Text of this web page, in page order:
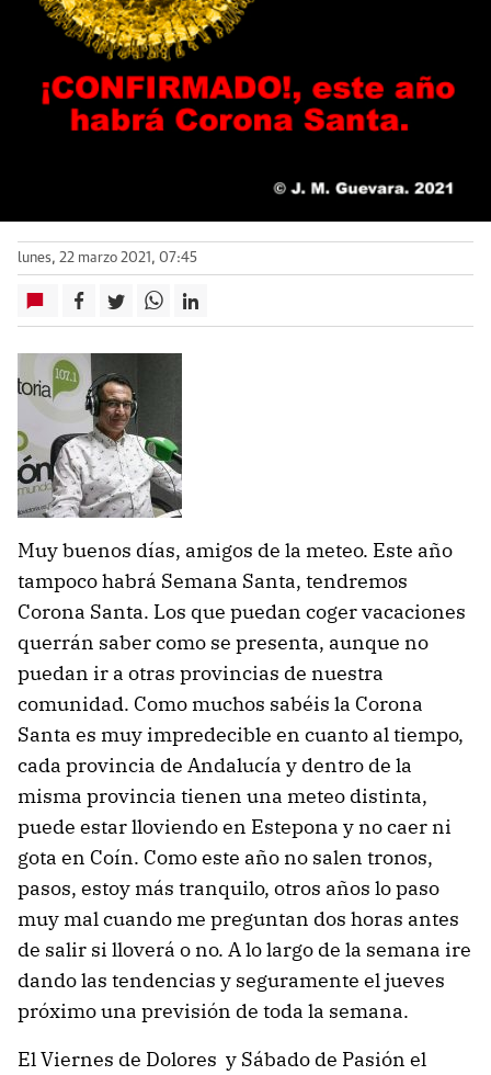
lunes, 22 marzo 2021, 07:45
Muy buenos días, amigos de la meteo. Este año
tampoco habrá Semana Santa, tendremos
Corona Santa. Los que puedan coger vacaciones
querrán saber como se presenta, aunque no
puedan ir a otras provincias de nuestra
comunidad. Como muchos sabéis la Corona
Santa es muy impredecible en cuanto al tiempo,
cada provincia de Andalucía y dentro de la
misma provincia tienen una meteo distinta,
puede estar lloviendo en Estepona y no caer ni
gota en Coín. Como este año no salen tronos,
pasos, estoy más tranquilo, otros años lo paso
muy mal cuando me preguntan dos horas antes
de salir si lloverá o no. A lo largo de la semana ire
dando las tendencias y seguramente el jueves
próximo una previsión de toda la semana.
El Viernes de Dolores y Sábado de Pasión el